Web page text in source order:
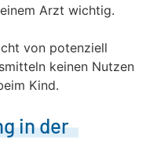
Arzt wichtig.
von potenziell
keinen Nutzen
Kind.
in der